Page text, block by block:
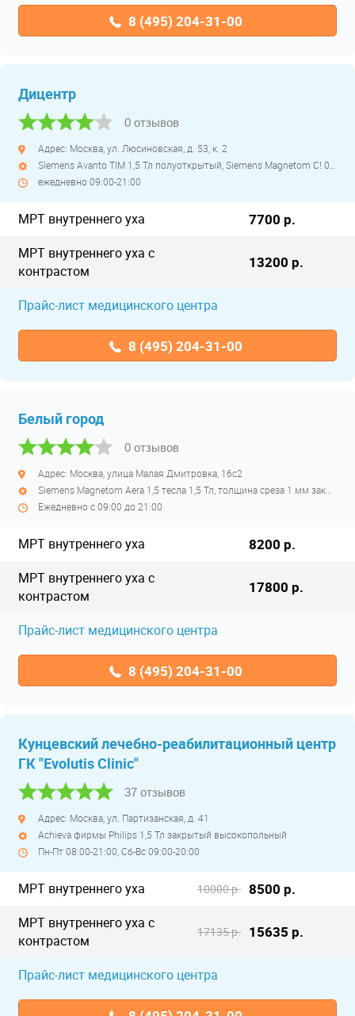
8 (495) 204-31-00
Дицентр
0 отзывов
Адрес: Москва, ул. Люсиновская, д. 53, к. 2
ежедневно 09:00-21:00
МРТ внутреннего уха 7700 р.
МРТ внутреннего уха с
контрастом
13200 р.
Прайс-лист медицинского центра
8 (495) 204-31-00
Белый город
0 отзывов
Адрес: Москва, улица Малая Дмитровка, 16с2
Ежедневно с 09:00 до 21:00
МРТ внутреннего уха 8200 р.
МРТ внутреннего уха с
контрастом
17800 р.
Прайс-лист медицинского центра
8 (495) 204-31-00
Кунцевский лечебно-реабилитационный центр
ГК "Evolutis Clinic"
37 отзывов
Адрес: Москва, ул. Партизанская, д. 41
Achieva фирмы Philips 1,5 Тл закрытый высокопольный
Пн-Пт 08:00-21:00, Сб-Вс 09:00-20:00
МРТ внутреннего уха 10000 р. 8500 р.
МРТ внутреннего уха с
контрастом
17135 р. 15635 р.
Прайс-лист медицинского центра